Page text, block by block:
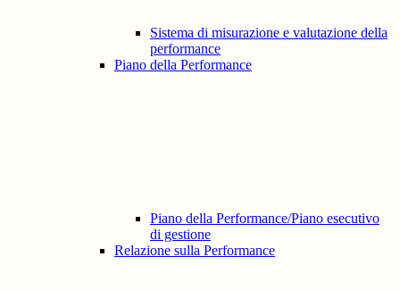
Sistema di misurazione e valutazione della
performance
Piano della Performance
Piano della Performance/Piano esecutivo
di gestione
Relazione sulla Performance